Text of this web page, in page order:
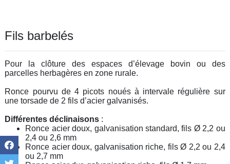
Fils barbelés
Pour la clôture des espaces d’élevage bovin ou des
parcelles herbagères en zone rurale.
Ronce pourvu de 4 picots noués à intervale régulière sur
une torsade de 2 fils d’acier galvanisés.
Différentes déclinaisons :
Ronce acier doux, galvanisation standard, fils Ø 2,2 ou
2,4 ou 2,6 mm
Ronce acier doux, galvanisation riche, fils Ø 2,2 ou 2,4
ou 2,7 mm